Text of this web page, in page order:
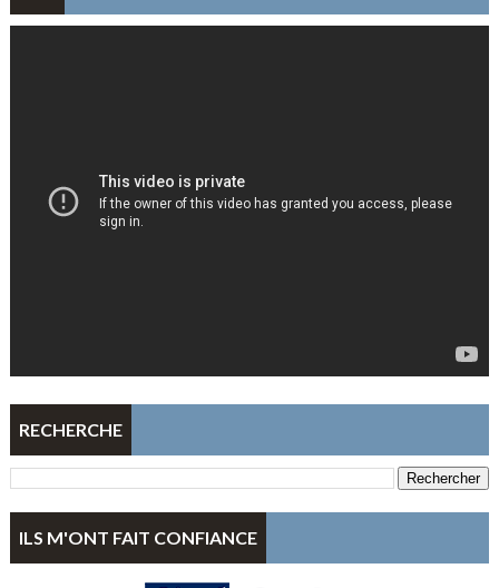
RECHERCHE
ILS M'ONT FAIT CONFIANCE